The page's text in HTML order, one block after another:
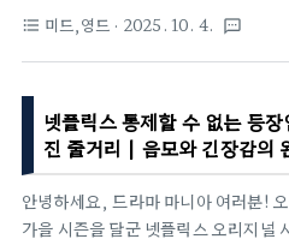
에드 게인 이야기 (monster the ed
장르: 전기 범죄 드라마, 호러원작: 에
사건 (트루 크라임 기반)..
신입 생활과 멘토십, 가족 비극을 통해
탐구합니다. 최근 시즌 2 캐스트 업데
를 모으고 있으며, 새로운 배우들이 원
해석하는 점이 매력적입니다. 국내 채
로 접근성도 좋아졌습니다.1.깁스가
의 모습NCIS 오리진은 원작 팬들에
로 다가옵니다. 젊은 깁스의 해군 수
1991년 캠프 펜들턴 배경으로 그려
format_list_bulleted 미드,영드 · 2025. 10. 4. textsms
넷플릭스 통제할 수 없는 등
진 줄거리 | 음모와 긴장감의
안녕하세요, 드라마 마니아 여러분!
가을 시즌을 달군 넷플릭스 오리지널